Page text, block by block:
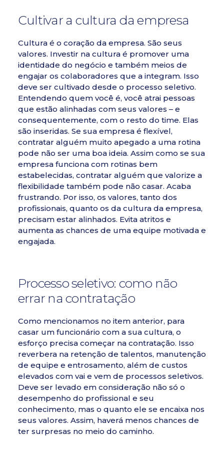
Cultivar a cultura da empresa
Cultura é o coração da empresa. São seus
valores. Investir na culturaé promover uma
identidade do negócio e também meios de
engajar os colaboradores que a integram. Isso
deve ser cultivado desde o processo seletivo.
Entendendo quem você é, você atrai pessoas
que estão alinhadas com seus valores – e
consequentemente, com o resto do time. Elas
são inseridas. Se sua empresa é flexível,
contratar alguém muito apegado a uma rotina
pode não ser uma boa ideia. Assim como se sua
empresa funciona com rotinas bem
estabelecidas, contratar alguém que valorize a
flexibilidade também pode não casar. Acaba
frustrando. Por isso, os valores, tanto dos
profissionais, quanto os da cultura da empresa,
precisam estar alinhados. Evita atritos e
aumenta as chances de uma equipe motivada e
engajada.
Processo seletivo: como não
errar na contratação
Como mencionamos no item anterior, para
casar um funcionário com a sua cultura, o
esforço precisa começar na contratação. Isso
reverbera na retenção de talentos, manutenção
de equipe e entrosamento, além de custos
elevados com vai e vem de processos seletivos.
Deve ser levado em consideração não só o
desempenho do profissional e seu
conhecimento, mas o quanto ele se encaixa nos
seus valores. Assim, haverá menos chances de
ter surpresas no meio do caminho.